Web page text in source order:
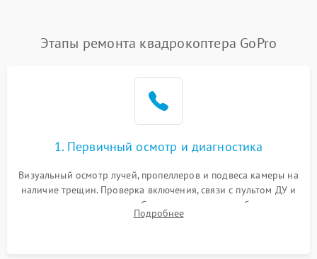
Этапы ремонта квадрокоптера GoPro
1. Первичный осмотр и диагностика
Визуальный осмотр лучей, пропеллеров и подвеса камеры на
наличие трещин. Проверка включения, связи с пультом ДУ и
передачи видеосигнала. Считывание логов ошибок через
полетное ПО для определения характера неисправности.
Подробнее